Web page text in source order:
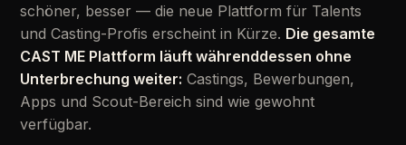
schöner, besser — die neue Plattform für Talents
und Casting-Profis erscheint in Kürze. Die gesamte
CAST ME Plattform läuft währenddessen ohne
Unterbrechung weiter: Castings, Bewerbungen,
Apps und Scout-Bereich sind wie gewohnt
verfügbar.